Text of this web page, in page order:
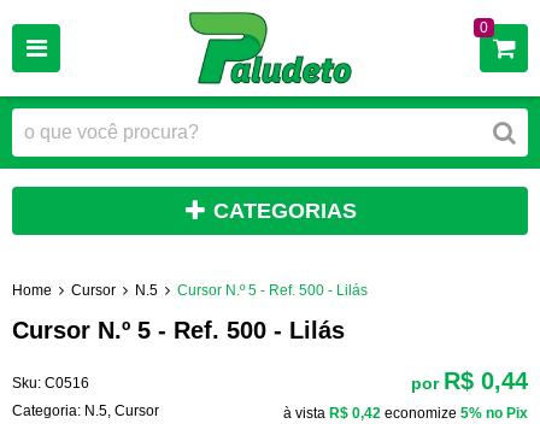
0
CATEGORIAS
Home Cursor N.5 Cursor N.º 5 - Ref. 500 - Lilás
Cursor N.º 5 - Ref. 500 - Lilás
Sku: C0516
Categoria: N.5 Cursor
por R$ 0,44
à vista R$ 0,42 economize 5% no Pix